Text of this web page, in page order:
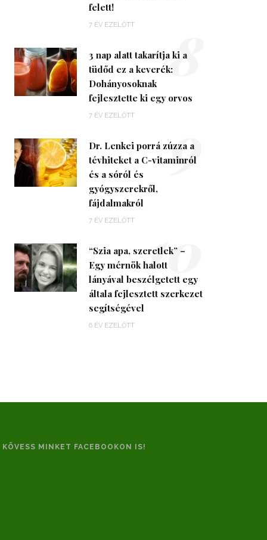
felett!
7 ÉV EZELŐTT
3 nap alatt takarítja ki a
tüdőd ez a keverék:
Dohányosoknak
fejlesztette ki egy orvos
7 ÉV EZELŐTT
8
Dr. Lenkei porrá zúzza a
tévhiteket a C-vitaminról
és a sóról és
gyógyszerekről,
fájdalmakról
7 ÉV EZELŐTT
9
“Szia apa, szeretlek” –
Egy mérnök halott
lányával beszélgetett egy
általa fejlesztett szerkezet
segítségével
6 ÉV EZELŐTT
10
KÖVESS MINKET FACEBOOKON IS!